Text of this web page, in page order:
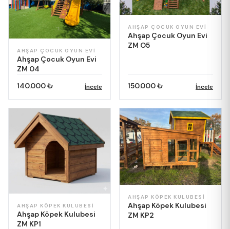
AHŞAP ÇOCUK OYUN EVI
Ahşap Çocuk Oyun Evi
ZM 04
140.000 ₺
İncele
AHŞAP ÇOCUK OYUN EVI
Ahşap Çocuk Oyun Evi
ZM O5
150.000 ₺ İncele
AHŞAP KÖPEK KULUBESI
Ahşap Köpek Kulubesi
ZM KP1
AHŞAP KÖPEK KULUBESI
Ahşap Köpek Kulubesi
ZM KP2